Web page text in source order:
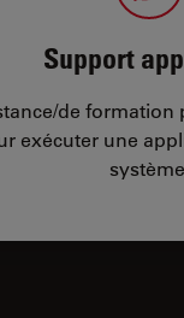
Support
de
exécuter une
contacts